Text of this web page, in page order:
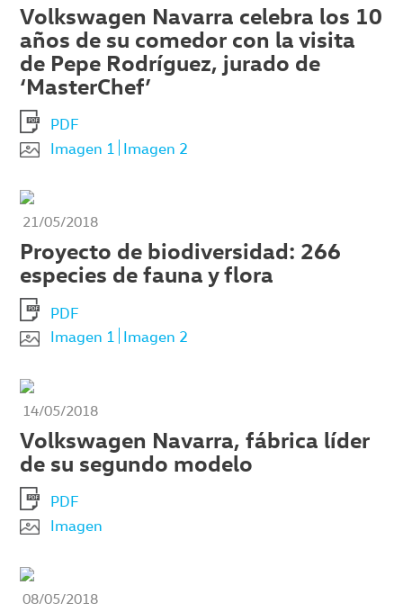
Volkswagen Navarra celebra los 10
años de su comedor con la visita
de Pepe Rodríguez, jurado de
‘MasterChef’
PDF
Imagen 1
Imagen 2
21/05/2018
Proyecto de biodiversidad: 266
especies de fauna y flora
PDF
Imagen 1 Imagen 2
14/05/2018
Volkswagen Navarra, fábrica líder
de su segundo modelo
PDF
Imagen
08/05/2018